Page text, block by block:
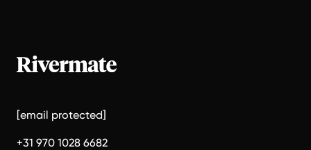
[email protected]
+31 970 1028 6682